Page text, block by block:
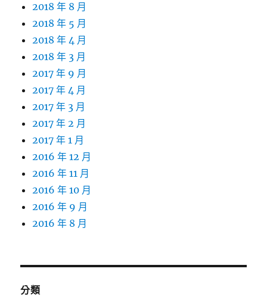
2018 年 8 月
2018 年 5 月
2018 年 4 月
2018 年 3 月
2017 年 9 月
2017 年 4 月
2017 年 3 月
2017 年 2 月
2017 年 1 月
2016 年 12 月
2016 年 11 月
2016 年 10 月
2016 年 9 月
2016 年 8 月
分類